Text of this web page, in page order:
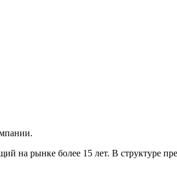
на рынке более 15 лет. В структуре